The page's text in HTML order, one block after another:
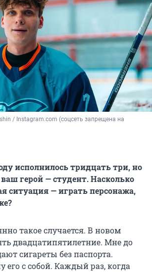
/ Instagram.com (соцсеть запрещена на
исполнилось тридцать три, но
герой — студент. Насколько
ситуация — играть персонажа,
такое случается. В новом
двадцатипятилетние. Мне до
сигареты без паспорта.
его с собой. Каждый раз, когда